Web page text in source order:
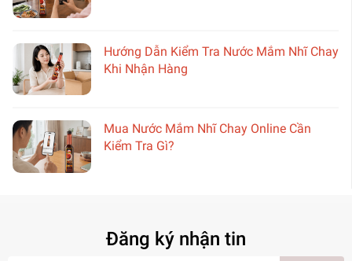
Hướng Dẫn Kiểm Tra Nước Mắm Nhĩ Chay
Khi Nhận Hàng
Mua Nước Mắm Nhĩ Chay Online Cần
Kiểm Tra Gì?
Đăng ký nhận tin